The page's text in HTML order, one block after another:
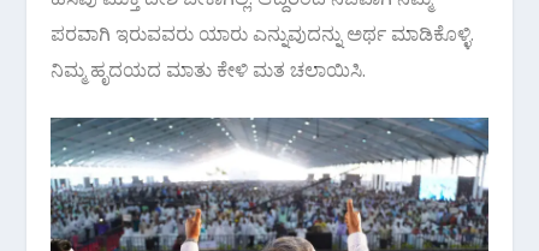
ಪರವಾಗಿ ಇರುವವರು ಯಾರು ಎನ್ನುವುದನ್ನು ಅರ್ಥ ಮಾಡಿಕೊಳ್ಳಿ.
ನಿಮ್ಮ ಹೃದಯದ ಮಾತು ಕೇಳಿ ಮತ ಚಲಾಯಿಸಿ.